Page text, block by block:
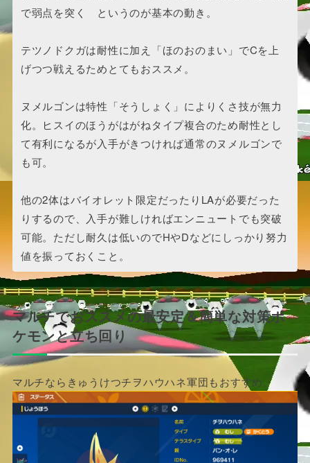
で弱点を突く というのが基本の動き。
テツノドクガは耐性に加え「ほのおのまい」でCを上
げつつ戦えるためとてもおススメ。
ヌメルゴンは特性「そうしょく」によりくさ技が無力
化。ヒスイのほうがはがねタイプ複合のため耐性とし
て有利になるが入手がきつければ通常のヌメルゴンで
も可。
他の2体はバイオレット限定だったりLAが必要だった
りするので、入手が難しければエンニュートでも突破
可能。ただし耐久は低いのでHやDなどにしっかり努力
値を振っておくこと。
マルチでおススメの最安定＆簡単な対策ポ
ケモンと立ち回り
マルチならきゅうけつチヲハウハネ軍団もおすすめ。